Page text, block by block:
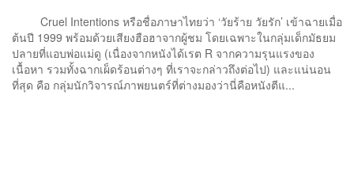
Cruel Intentions หรือชื่อภาษาไทยว่า ‘วัยร้าย วัยรัก’ เข้าฉายเมื่อ
ต้นปี 1999 พร้อมด้วยเสียงฮือฮาจากผู้ชม โดยเฉพาะในกลุ่มเด็กมัธยม
ปลายที่แอบพ่อแม่ดู (เนื่องจากหนังได้เรต R จากความรุนแรงของ
เนื้อหา รวมทั้งฉากเผ็ดร้อนต่างๆ ที่เราจะกล่าวถึงต่อไป) และแน่นอน
ที่สุด คือ กลุ่มนักวิจารณ์ภาพยนตร์ที่ต่างมองว่านี่คือหนังตีแ...